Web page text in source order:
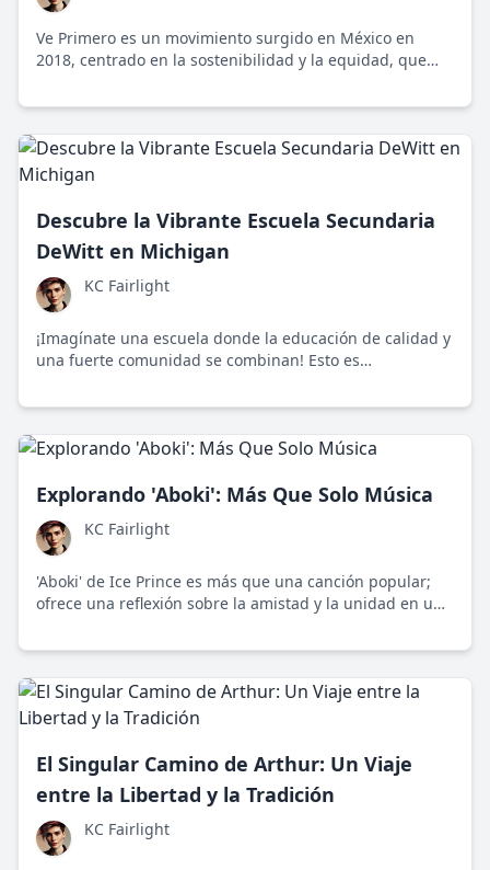
Ve Primero es un movimiento surgido en México en
2018, centrado en la sostenibilidad y la equidad, que
económico.
Descubre la Vibrante Escuela Secundaria
DeWitt en Michigan
KC Fairlight
¡Imagínate una escuela donde la educación de calidad y
una fuerte comunidad se combinan! Esto es
Secundaria DeWitt en Michigan.
Explorando 'Aboki': Más Que Solo Música
KC Fairlight
'Aboki' de Ice Prince es más que una canción popular;
ofrece una reflexión sobre la amistad y la unidad en un
El Singular Camino de Arthur: Un Viaje
entre la Libertad y la Tradición
KC Fairlight